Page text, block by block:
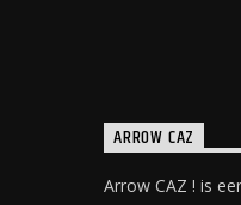
ARROW CAZ
Arrow CAZ ! is